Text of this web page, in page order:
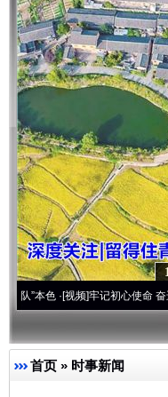
·[视频]牢记初心使命 奋进复兴征程
首页 » 时事新闻